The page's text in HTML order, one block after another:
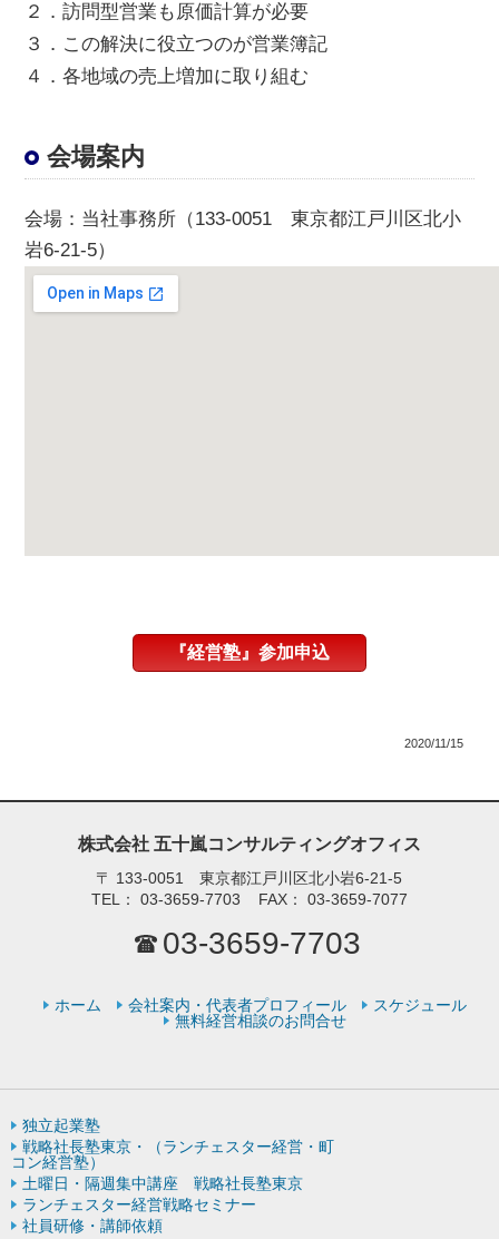
２．訪問型営業も原価計算が必要
３．この解決に役立つのが営業簿記
４．各地域の売上増加に取り組む
会場案内
会場 ：当社事務所（133-0051 東京都江戸川区北小
岩6-21-5）
『経営塾』参加申込
2020/11/15
株式会社 五十嵐コンサルティングオフィス
〒 133-0051 東京都江戸川区北小岩6-21-5
TEL：
03-3659-7703 FAX： 03-3659-7077
03-3659-7703
ホーム 会社案内・代表者プロフィール
スケジュール
無料経営相談のお問合せ
独立起業塾
戦略社長塾東京・（ランチェスター経営・町
コン経営塾）
土曜日・隔週集中講座 戦略社長塾東京
ランチェスター経営戦略セミナー
社員研修・講師依頼